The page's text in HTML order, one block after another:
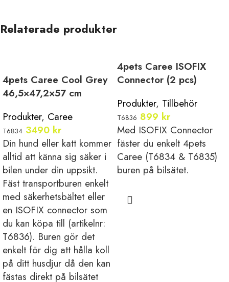
Relaterade produkter
4pets Caree Cool Grey
46,5×47,2×57 cm
Produkter, Caree
T6834 3490 kr
Din hund eller katt kommer
alltid att känna sig säker i
bilen under din uppsikt.
Fäst transportburen enkelt
med säkerhetsbältet eller
en ISOFIX connector som
du kan köpa till (artikelnr:
T6836). Buren gör det
enkelt för dig att hålla koll
på ditt husdjur då den kan
fästas direkt på bilsätet
4pets Caree ISOFIX
Connector (2 pcs)
Produkter, Tillbehör
T6836 899 kr
Med ISOFIX Connector
fäster du enkelt 4pets
Caree (T6834 & T6835)
buren på bilsätet.